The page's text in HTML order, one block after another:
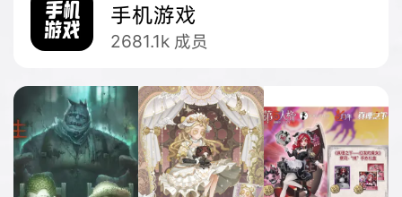
手机游戏
2681.1k 成员